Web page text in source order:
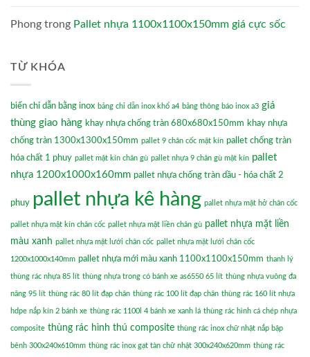
Phong trong Pallet nhựa 1100x1100x150mm giá cực sốc
TỪ KHÓA
biển chỉ dẫn bằng inox bảng chỉ dẫn inox khổ a4 bảng thông báo inox a3 giá
thùng giao hàng khay nhựa chống tràn 680x680x150mm khay nhựa
chống tràn 1300x1300x150mm pallet 9 chân cốc mặt kín pallet chống tràn
hóa chất 1 phuy pallet mặt kín chân gù pallet nhựa 9 chân gù mặt kín pallet
nhựa 1200x1000x160mm pallet nhựa chống tràn dầu - hóa chất 2
phuy pallet nhựa kê hàng pallet nhựa mặt hở chân cốc
pallet nhựa mặt kín chân cốc pallet nhựa mặt liền chân gù pallet nhựa mặt liền
màu xanh pallet nhựa mặt lưới chân cốc pallet nhựa mặt lưới chân cốc
1200x1000x140mm pallet nhựa mới màu xanh 1100x1100x150mm thanh lý
thùng rác nhựa 85 lít thùng nhựa trong có bánh xe as6550 65 lít thùng nhựa vuông đa
năng 95 lít thùng rác 80 lít đạp chân thùng rác 100 lít đạp chân thùng rác 160 lít nhựa
hdpe nắp kín 2 bánh xe thùng rác 1100l 4 bánh xe xanh lá thùng rác hình cá chép nhựa
composite thùng rác hình thú composite thùng rác inox chữ nhật nắp bập
bênh 300x240x610mm thùng rác inox gạt tàn chữ nhật 300x240x620mm thùng rác